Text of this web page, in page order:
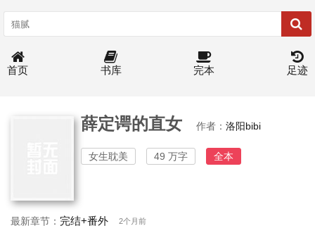
首页 书库 完本 足迹
薛定谔的直女 作者： 洛阳bibi
女生耽美 49 万字 全本
最新章节： 完结+番外 2个月前